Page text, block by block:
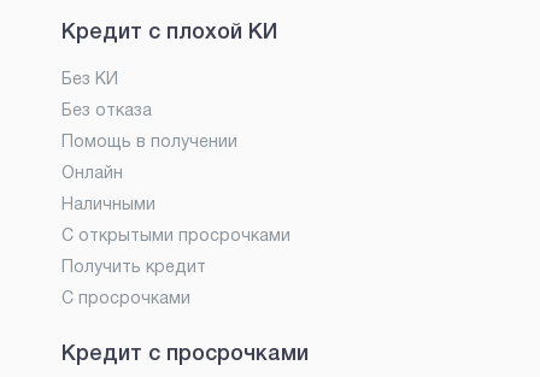
Кредит с плохой КИ
Без КИ
Без отказа
Помощь в получении
Онлайн
Наличными
С открытыми просрочками
Получить кредит
С просрочками
Кредит с просрочками